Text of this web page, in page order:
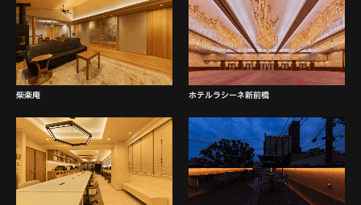
柴楽庵 ホテルラシーネ新前橋